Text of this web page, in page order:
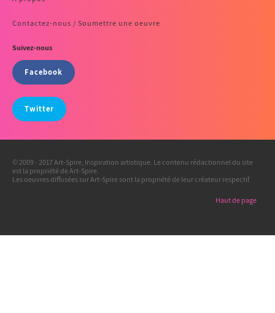
Contactez-nous / Soumettre une oeuvre
Suivez-nous
Facebook
Twitter
© 2009 - 2017 Art-Spire, Inspiration artistique. Le contenu rédactionnel du site
est la propriété de Art-Spire.
Les oeuvres diffusées sur Art-Spire sont la propriété de leur créateur respectif.
Haut de page